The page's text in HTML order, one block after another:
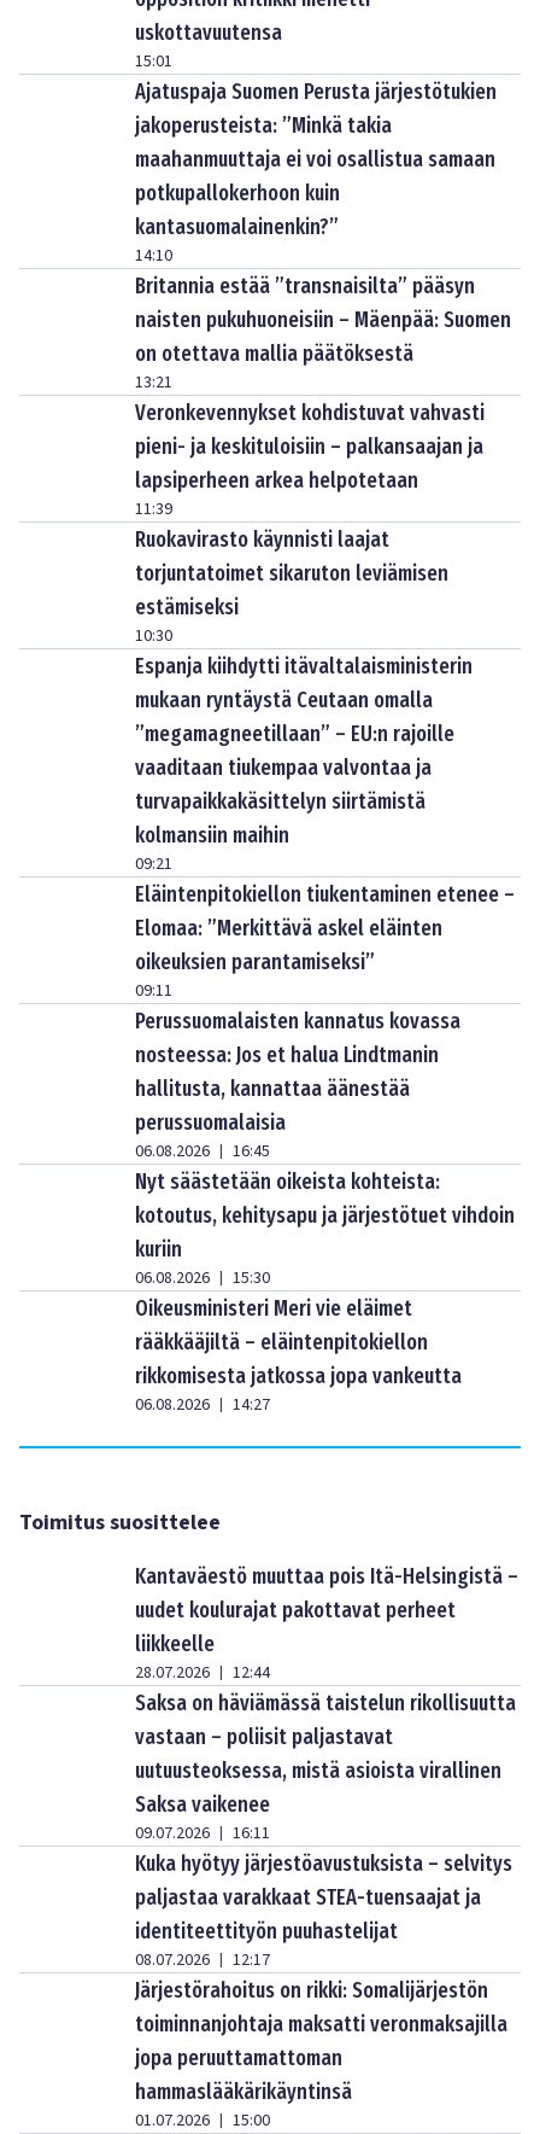
uskottavuutensa
15:01
Ajatuspaja Suomen Perusta järjestötukien
jakoperusteista: ”Minkä takia
maahanmuuttaja ei voi osallistua samaan
potkupallokerhoon kuin
kantasuomalainenkin?”
14:10
Britannia estää ”transnaisilta” pääsyn
naisten pukuhuoneisiin – Mäenpää: Suomen
on otettava mallia päätöksestä
13:21
Veronkevennykset kohdistuvat vahvasti
pieni- ja keskituloisiin – palkansaajan ja
lapsiperheen arkea helpotetaan
11:39
Ruokavirasto käynnisti laajat
torjuntatoimet sikaruton leviämisen
estämiseksi
10:30
Espanja kiihdytti itävaltalaisministerin
mukaan ryntäystä Ceutaan omalla
”megamagneetillaan” – EU:n rajoille
vaaditaan tiukempaa valvontaa ja
turvapaikkakäsittelyn siirtämistä
kolmansiin maihin
09:21
Eläintenpitokiellon tiukentaminen etenee –
Elomaa: ”Merkittävä askel eläinten
oikeuksien parantamiseksi”
09:11
Perussuomalaisten kannatus kovassa
nosteessa: Jos et halua Lindtmanin
hallitusta, kannattaa äänestää
perussuomalaisia
06.08.2026 | 16:45
Nyt säästetään oikeista kohteista:
kotoutus, kehitysapu ja järjestötuet vihdoin
kuriin
06.08.2026 | 15:30
Oikeusministeri Meri vie eläimet
rääkkääjiltä – eläintenpitokiellon
rikkomisesta jatkossa jopa vankeutta
06.08.2026 | 14:27
Toimitus suosittelee
Kantaväestö muuttaa pois Itä-Helsingistä –
uudet koulurajat pakottavat perheet
liikkeelle
28.07.2026 | 12:44
Saksa on häviämässä taistelun rikollisuutta
vastaan – poliisit paljastavat
uutuusteoksessa, mistä asioista virallinen
Saksa vaikenee
09.07.2026 | 16:11
Kuka hyötyy järjestöavustuksista – selvitys
paljastaa varakkaat STEA-tuensaajat ja
identiteettityön puuhastelijat
08.07.2026 | 12:17
Järjestörahoitus on rikki: Somalijärjestön
toiminnanjohtaja maksatti veronmaksajilla
jopa peruuttamattoman
hammaslääkärikäyntinsä
01.07.2026 | 15:00